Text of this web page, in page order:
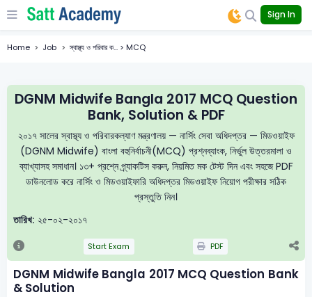
Sign In
Home Job স্বাস্থ্য ও পরিবার ক... > MCQ
DGNM Midwife Bangla 2017 MCQ Question
Bank, Solution & PDF
২০১৭ সালের স্বাস্থ্য ও পরিবারকল্যাণ মন্ত্রণালয় — নার্সিং সেবা অধিদপ্তর — মিডওয়াইফ
(DGNM Midwife) বাংলা বহুনির্বাচনী(MCQ) প্রশ্নব্যাংক, নির্ভুল উত্তরমালা ও
ব্যাখ্যাসহ সমাধান। ১৩+ প্রশ্নে প্র্যাকটিস করুন, নিয়মিত মক টেস্ট দিন এবং সহজে PDF
ডাউনলোড করে নার্সিং ও মিডওয়াইফারি অধিদপ্তর মিডওয়াইফ নিয়োগ পরীক্ষার সঠিক
প্রস্তুতি নিন।
তারিখ: ২৫-০২-২০১৭
Start Exam PDF
DGNM Midwife Bangla 2017 MCQ Question Bank
& Solution